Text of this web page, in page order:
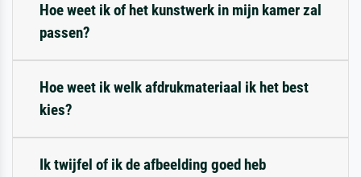
Hoe weet ik of het kunstwerk in mijn kamer zal
passen?
Hoe weet ik welk afdrukmateriaal ik het best
kies?
Ik twijfel of ik de afbeelding goed heb